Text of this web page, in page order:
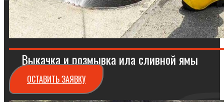
Выкачка и розмывка ила сливной ямы
ОСТАВИТЬ ЗАЯВКУ